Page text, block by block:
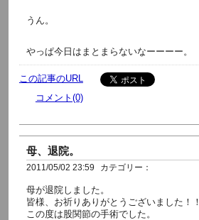
うん。
やっぱ今日はまとまらないなーーーー。
この記事のURL
コメント(0)
母、退院。
2011/05/02 23:59 カテゴリー：
母が退院しました。
皆様、お祈りありがとうございました！！
この度は股関節の手術でした。